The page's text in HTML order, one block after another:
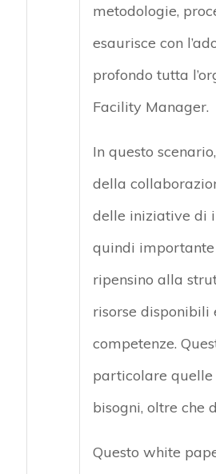
metodologie,
esaurisce con
profondo tutta
Facility Manager.
In questo
della
delle iniziative di
quindi importante
ripensino alla
risorse disponibili
competenze.
particolare quelle
bisogni, oltre che
Questo white